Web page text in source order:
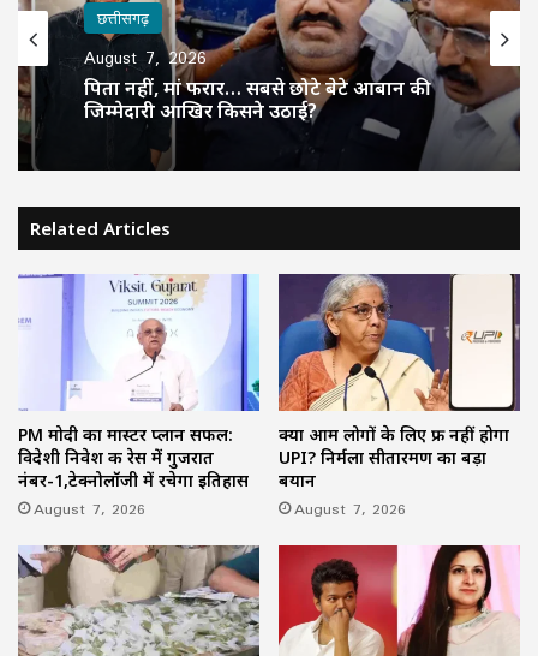
छत्तीसगढ़
August 7, 2026
पिता नहीं, मां फरार… सबसे छोटे बेटे आबान की
जिम्मेदारी आखिर किसने उठाई?
Related Articles
PM मोदी का मास्टर प्लान सफल:
विदेशी निवेश की रेस में गुजरात
नंबर-1,टेक्नोलॉजी में रचेगा इतिहास
August 7, 2026
क्या आम लोगों के लिए फ्री नहीं होगा
UPI? निर्मला सीतारमण का बड़ा
बयान
August 7, 2026